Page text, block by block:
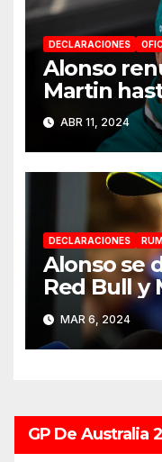
DECLARACIONES
Alonso
Martin
ABR 11, 2024
DECLARACIONES
Alonso se
Red Bull y
2025
MAR 6, 2024
GP De Australia